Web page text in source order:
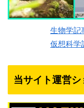
生物学記
仮想科学
当サイト運営シ